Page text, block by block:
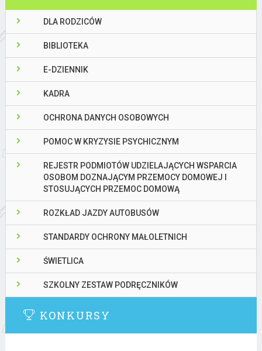
DLA RODZICÓW
BIBLIOTEKA
E-DZIENNIK
KADRA
OCHRONA DANYCH OSOBOWYCH
POMOC W KRYZYSIE PSYCHICZNYM
REJESTR PODMIOTÓW UDZIELAJĄCYCH WSPARCIA
OSOBOM DOZNAJĄCYM PRZEMOCY DOMOWEJ I
STOSUJĄCYCH PRZEMOC DOMOWĄ
ROZKŁAD JAZDY AUTOBUSÓW
STANDARDY OCHRONY MAŁOLETNICH
ŚWIETLICA
SZKOLNY ZESTAW PODRĘCZNIKÓW
KONKURSY